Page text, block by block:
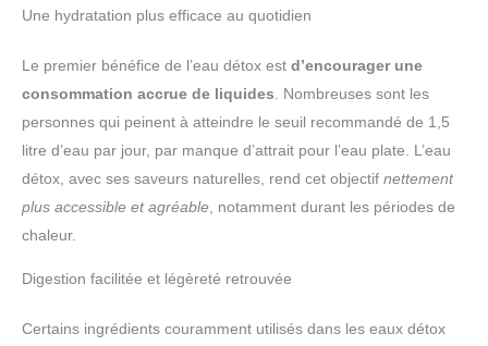
Une hydratation plus efficace au quotidien
Le premier bénéfice de l’eau détox est d’encourager une
consommation accrue de liquides . Nombreuses sont les
personnes qui peinent à atteindre le seuil recommandé de 1,5
litre d’eau par jour, par manque d’attrait pour l’eau plate. L’eau
détox, avec ses saveurs naturelles, rend cet objectif nettement
plus accessible et agréable , notamment durant les périodes de
chaleur.
Digestion facilitée et légèreté retrouvée
Certains ingrédients couramment utilisés dans les eaux détox